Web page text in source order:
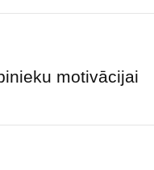
motivācijai